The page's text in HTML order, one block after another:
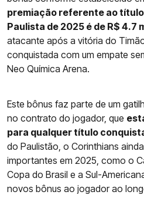
premiação referente ao
Paulista de 2025 é de R$ 4.7
atacante após a vitória do
conquistada com um empate
Neo Química Arena.
Este bônus faz parte de um
no contrato do jogador, que
para qualquer título
do Paulistão, o Corinthians
importantes em 2025, como o
Copa do Brasil e a Sul-
novos bônus ao jogador ao